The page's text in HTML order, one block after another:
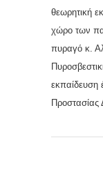
θεωρητική
χώρο των
πυραγό κ.
εκπαίδευση